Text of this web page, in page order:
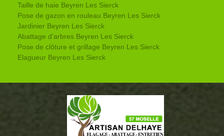
Taille de haie Beyren Les Sierck
Pose de gazon en rouleau Beyren Les Sierck
Jardinier Beyren Les Sierck
Abattage d'arbres Beyren Les Sierck
Pose de clôture et grillage Beyren Les Sierck
Elagueur Beyren Les Sierck